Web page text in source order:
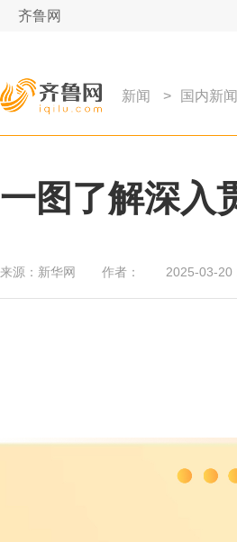
齐鲁网
新闻 > 国内新闻
一图了解深入
来源： 新华网 作者： 2025-03-20